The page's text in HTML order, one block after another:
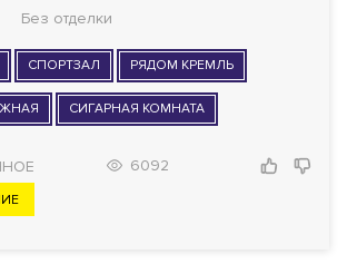
Без отделки
СПОРТЗАЛ РЯДОМ КРЕМЛЬ
СИГАРНАЯ КОМНАТА
6092